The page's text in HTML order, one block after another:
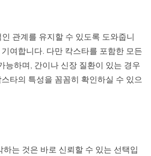
관계를 유지할 수 있도록 도와줍니
여합니다. 다만 칵스타를 포함한 모든
능하며, 간이나 신장 질환이 있는 경우
타의 특성을 꼼꼼히 확인하실 수 있으
는 것은 바로 신뢰할 수 있는 선택입